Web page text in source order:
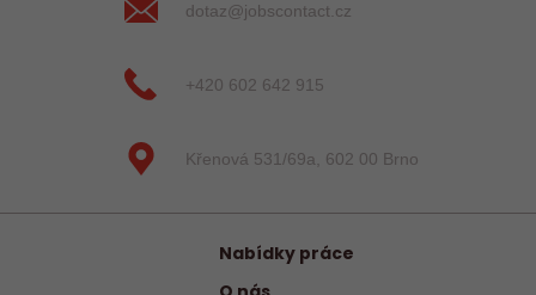
dotaz@jobscontact.cz
+420 602 642 915
Křenová 531/69a, 602 00 Brno
Nabídky práce